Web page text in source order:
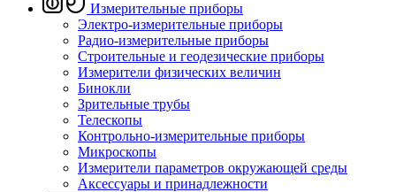
Измерительные приборы
Электро-измерительные приборы
Радио-измерительные приборы
Строительные и геодезические приборы
Измерители физических величин
Бинокли
Зрительные трубы
Телескопы
Контрольно-измерительные приборы
Микроскопы
Измерители параметров окружающей среды
Аксессуары и принадлежности